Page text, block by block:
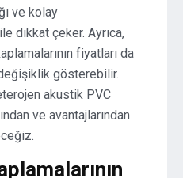
ve kolay
dikkat çeker. Ayrıca,
fiyatları da
gösterebilir.
akustik PVC
ve avantajlarından